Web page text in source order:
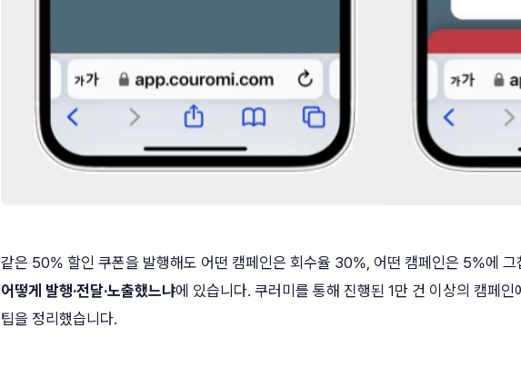
같은 50% 할인 쿠폰을 발행해도 어떤 캠페인은 회수율 30%, 어떤 캠페인은 5%에
어떻게 발행·전달·노출했느냐에 있습니다. 쿠러미를 통해 진행된 1만 건 이상의 캠페
팁을 정리했습니다.